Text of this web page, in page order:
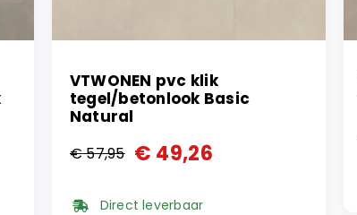
VTWONEN pvc klik
tegel/betonlook Basic
Natural
€57,95
Oorspronkelijke
prijs
€ 49,26
Huidige
prijsDirect leverbaar